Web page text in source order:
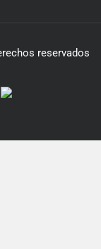
reservados